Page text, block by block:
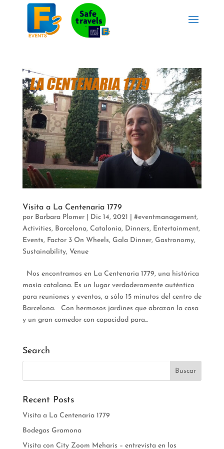
Visita a La Centenaria 1779
por Barbara Plomer| Dic 14, 2021 #eventmanagement,
Activities, Barcelona, Catalonia, Dinners, Entertainment,
Events, Factor 3 On Wheels, Gala Dinner, Gastronomy,
Sustainability, Venue
Nos encontramos en La Centenaria 1779, una histórica
masía catalana. Es un lugar verdaderamente auténtico
para reuniones y eventos, a sólo 15 minutos del centro de
Barcelona. Con hermosos jardines que abrazan la casa
y un gran comedor con capacidad para...
Search
Recent Posts
Visita a La Centenaria 1779
Bodegas Gramona
Visita con City Zoom Meharis – entrevista en los